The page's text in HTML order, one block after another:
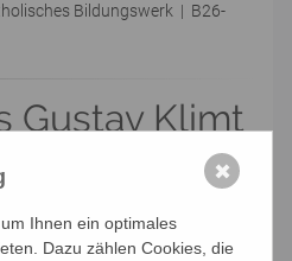
Bildungswerk | B26-
Gustav Klimt
81, Haus Gustav Klimt -
Ihnen ein optimales
Dazu zählen Cookies, die
✖